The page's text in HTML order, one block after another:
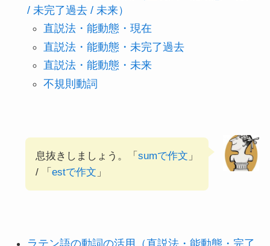
/ 未完了過去 / 未来）
直説法・能動態・現在
直説法・能動態・未完了過去
直説法・能動態・未来
不規則動詞
息抜きしましょう。「 sumで作文 」
/ 「 estで作文 」